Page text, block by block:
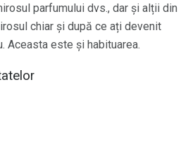
parfumului dvs., dar și alții din
chiar și după ce ați devenit
Aceasta este și habituarea.